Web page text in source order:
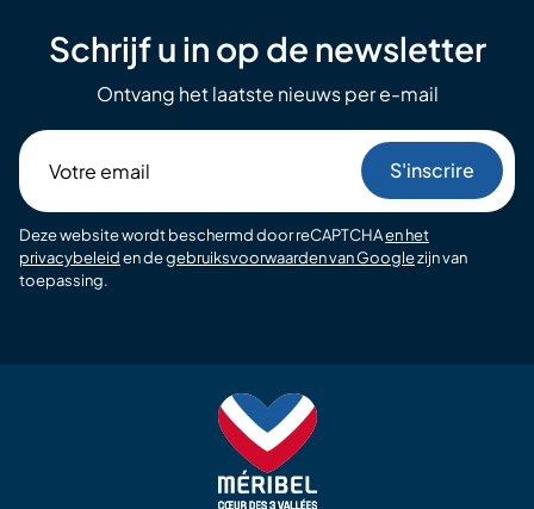
Schrijf u in op de newsletter
Ontvang het laatste nieuws per e-mail
email
Deze website wordt beschermd door reCAPTCHAen het
privacybeleiden degebruiksvoorwaarden van Googlezijn van
toepassing.